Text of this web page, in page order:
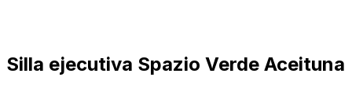
Silla ejecutiva Spazio Verde Aceituna